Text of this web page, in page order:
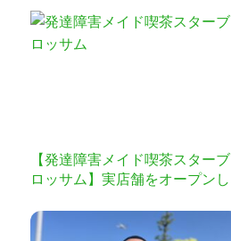
【発達障害メイド喫茶スターブ
ロッサム】実店舗をオープンし